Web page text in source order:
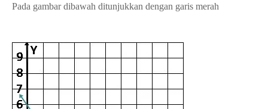
Pada gambar dibawah ditunjukkan dengan garis merah